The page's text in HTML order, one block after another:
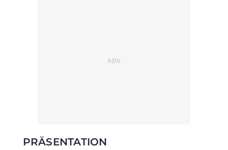
PRÄSENTATION